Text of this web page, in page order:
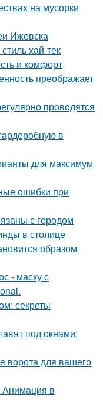
на мусорки
Ижевска
хай-тек
и комфорт
преображает
проводятся
в
для максимум
ошибки при
с городом
в столице
образом
- маску с
секреты
под окнами:
ворота для вашего
Анимация в